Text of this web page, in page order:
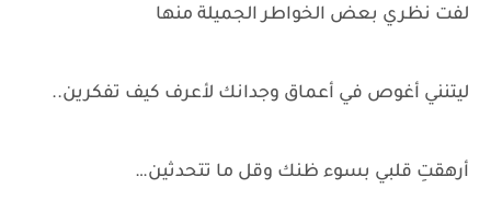
لفت نظري بعض الخواطر الجميلة منها
ليتنني أغوص في أعماق وجدانك لأعرف كيف تفكرين..
أرهقتِ قلبي بسوء ظنك وقل ما تتحدثين…